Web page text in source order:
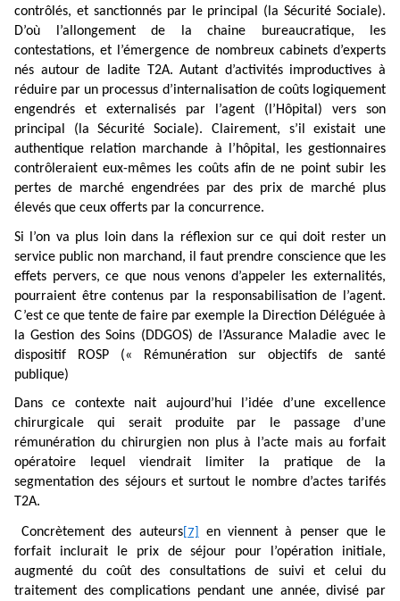
contrôlés, et sanctionnés par le principal (la Sécurité Sociale).
D’où l’allongement de la chaine bureaucratique, les
contestations, et l’émergence de nombreux cabinets d’experts
nés autour de ladite T2A. Autant d’activités improductives à
réduire par un processus d’internalisation de coûts logiquement
engendrés et externalisés par l’agent (l’Hôpital) vers son
principal (la Sécurité Sociale). Clairement, s’il existait une
authentique relation marchande à l’hôpital, les gestionnaires
contrôleraient eux-mêmes les coûts afin de ne point subir les
pertes de marché engendrées par des prix de marché plus
élevés que ceux offerts par la concurrence.
Si l’on va plus loin dans la réflexion sur ce qui doit rester un
service public non marchand, il faut prendre conscience que les
effets pervers, ce que nous venons d’appeler les externalités,
pourraient être contenus par la responsabilisation de l’agent.
C’est ce que tente de faire par exemple la Direction Déléguée à
la Gestion des Soins (DDGOS) de l’Assurance Maladie avec le
dispositif ROSP (« Rémunération sur objectifs de santé
publique)
Dans ce contexte nait aujourd’hui l’idée d’une excellence
chirurgicale qui serait produite par le passage d’une
rémunération du chirurgien non plus à l’acte mais au forfait
opératoire lequel viendrait limiter la pratique de la
segmentation des séjours et surtout le nombre d’actes tarifés
T2A.
Concrètement des auteurs[7]
en viennent à penser que le
forfait inclurait le prix de séjour pour l’opération initiale,
augmenté du coût des consultations de suivi et celui du
traitement des complications pendant une année, divisé par